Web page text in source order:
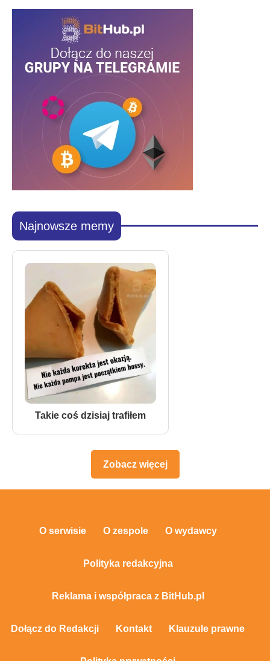
Najnowsze memy
Takie coś dzisiaj trafiłem
Zobacz więcej
O serwisie O zespole O wydawcy
Polityka redakcyjna
Reklama i współpraca z BitHub.pl
Dołącz do Redakcji Kontakt Klauzule prawne